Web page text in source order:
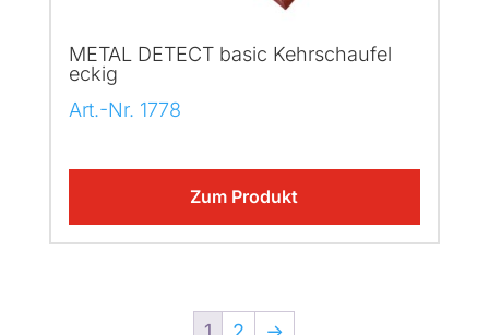
METAL DETECT basic Kehrschaufel
eckig
Art.-Nr. 1778
Zum Produkt